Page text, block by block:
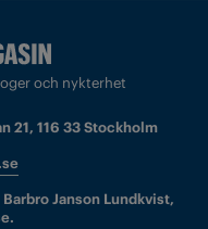
och nykterhet
21, 116 33 Stockholm
Janson Lundkvist,